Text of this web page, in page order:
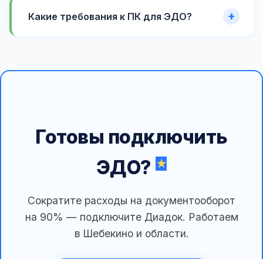
Какие требования к ПК для ЭДО?
Готовы подключить
ЭДО?
Сократите расходы на документооборот
на 90% — подключите Диадок. Работаем
в Шебекино и области.